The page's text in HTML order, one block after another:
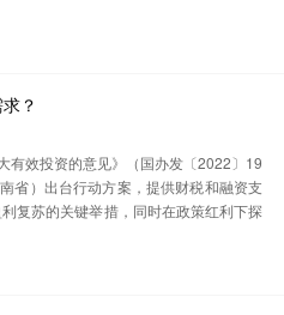
？
有效投资的意见》（国办发〔2022〕19
省）出台行动方案，提供财税和融资支
复苏的关键举措，同时在政策红利下探